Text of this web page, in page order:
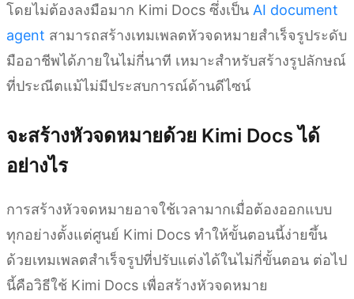
โดยไม่ต้องลงมือมาก Kimi Docs ซึ่งเป็น AI document
agent สามารถสร้างเทมเพลตหัวจดหมายสำเร็จรูประดับ
มืออาชีพได้ภายในไม่กี่นาที เหมาะสำหรับสร้างรูปลักษณ์
ที่ประณีตแม้ไม่มีประสบการณ์ด้านดีไซน์
จะสร้างหัวจดหมายด้วย Kimi Docs ได้
อย่างไร
การสร้างหัวจดหมายอาจใช้เวลามากเมื่อต้องออกแบบ
ทุกอย่างตั้งแต่ศูนย์ Kimi Docs ทำให้ขั้นตอนนี้ง่ายขึ้น
ด้วยเทมเพลตสำเร็จรูปที่ปรับแต่งได้ในไม่กี่ขั้นตอน ต่อไป
นี้คือวิธีใช้ Kimi Docs เพื่อสร้างหัวจดหมาย